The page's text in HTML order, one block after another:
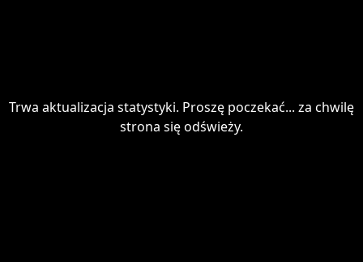
Trwa aktualizacja statystyki. Proszę poczekać... za chwilę
strona się odświeży.